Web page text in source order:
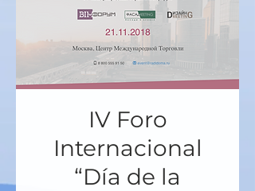
IV Foro
Internacional
“Día de la